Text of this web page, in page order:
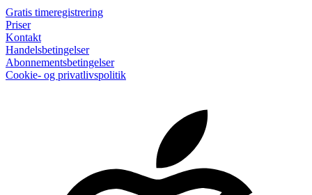
Gratis timeregistrering
Priser
Kontakt
Handelsbetingelser
Abonnementsbetingelser
Cookie- og privatlivspolitik